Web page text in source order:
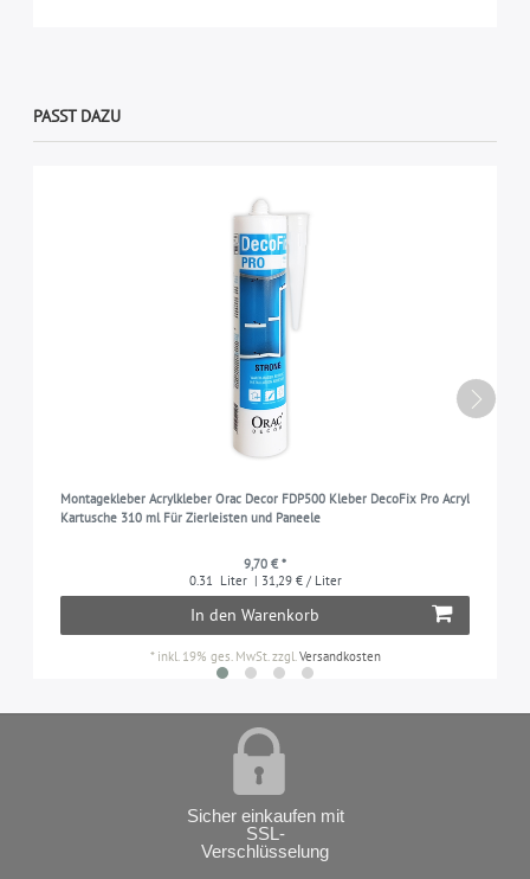
PASST DAZU
Montagekleber Acrylkleber Orac Decor FDP500 Kleber DecoFix Pro Acryl
Kartusche 310 ml Für Zierleisten und Paneele
9,70 € *
0.31 Liter | 31,29 € / Liter
In den Warenkorb
* inkl. 19% ges. MwSt.zzgl.Versandkosten
Sicher einkaufen mit
SSL-
Verschlüsselung